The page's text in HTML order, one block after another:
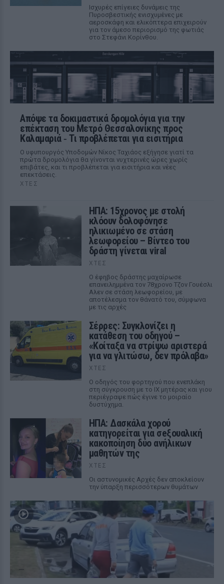
Ισχυρές επίγειες δυνάμεις της
Πυροσβεστικής ενισχυμένες με
αεροσκάφη και ελικόπτερα επιχειρούν
για τον άμεσο περιορισμό της φωτιάς
στο Στεφάνι Κορίνθου.
Απόψε τα δοκιμαστικά δρομολόγια για την
επέκταση του Μετρό Θεσσαλονίκης προς
Καλαμαριά ‑ Τι προβλέπεται για εισιτήρια
Ο υφυπουργός Υποδομών Νίκος Ταχιάος εξήγησε γιατί τα
πρώτα δρομολόγια θα γίνονται νυχτερινές ώρες χωρίς
επιβάτες, και τι προβλέπεται για εισιτήρια και νέες
επεκτάσεις.
ΧΤΕΣ
ΗΠΑ: 15χρονος με στολή
κλόουν δολοφόνησε
ηλικιωμένο σε στάση
λεωφορείου – Βίντεο του
δράστη γίνεται viral
ΧΤΕΣ
Ο έφηβος δράστης μαχαίρωσε
επανειλημμένα τον 78χρονο Τζον Γουέσλι
Αλεν σε στάση λεωφορείου, με
αποτέλεσμα τον θάνατό του, σύμφωνα
με τις αρχές
Σέρρες: Συγκλονίζει η
κατάθεση του οδηγού –
«Κοίταξα να στρίψω αριστερά
για να γλιτώσω, δεν πρόλαβα»
ΧΤΕΣ
Ο οδηγός του φορτηγού που ενεπλάκη
στη σύγκρουση με το ΙΧ μητέρας και γιου
περιέγραψε πώς έγινε το μοιραίο
δυστύχημα.
ΗΠΑ: Δασκάλα χορού
κατηγορείται για σeξουαλική
κακοποίηση δύο ανήλικων
μαθητών της
ΧΤΕΣ
Οι αστυνομικές Αρχές δεν αποκλείουν
την ύπαρξη περισσότερων θυμάτων